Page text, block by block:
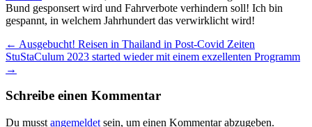
Bund gesponsert wird und Fahrverbote verhindern soll! Ich bin
gespannt, in welchem Jahrhundert das verwirklicht wird!
Beitrags-
Navigation
← Ausgebucht! Reisen in Thailand in Post-Covid Zeiten
StuStaCulum 2023 started wieder mit einem exzellenten Programm
→
Schreibe einen Kommentar
Du musst angemeldet sein, um einen Kommentar abzugeben.